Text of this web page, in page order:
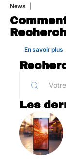
News
En savoir plus
Les